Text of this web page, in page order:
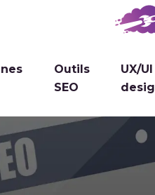
Outils
SEO
UX/UI